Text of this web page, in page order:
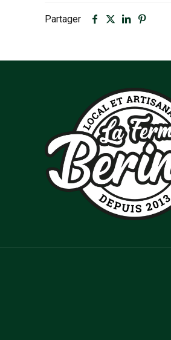
Partager